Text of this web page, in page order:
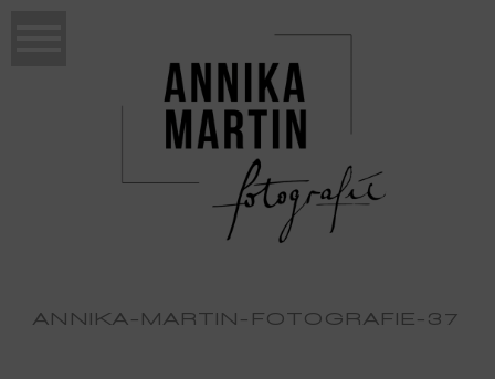
ANNIKA-MARTIN-FOTOGRAFIE-37